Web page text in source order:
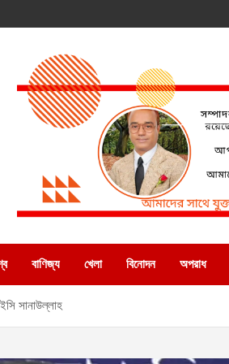
বাণিজ্য খেলা বিনোদন অপরাধ
সানাউল্লাহ